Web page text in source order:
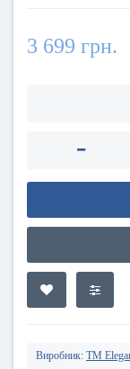
3 699 грн.
Виробник: TM